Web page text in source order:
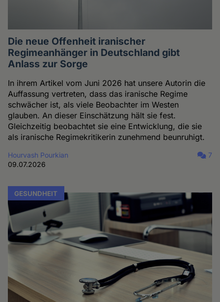
Die neue Offenheit iranischer
Regimeanhänger in Deutschland gibt
Anlass zur Sorge
In ihrem Artikel vom Juni 2026 hat unsere Autorin die
Auffassung vertreten, dass das iranische Regime
schwächer ist, als viele Beobachter im Westen
glauben. An dieser Einschätzung hält sie fest.
Gleichzeitig beobachtet sie eine Entwicklung, die sie
als iranische Regimekritikerin zunehmend beunruhigt.
Hourvash Pourkian
09.07.2026
7
GESUNDHEIT